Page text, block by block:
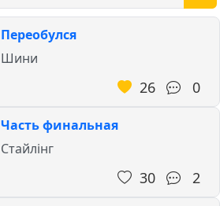
Переобулся
Шини
26 0
Часть финальная
Стайлінг
30 2